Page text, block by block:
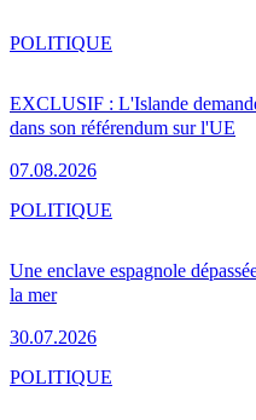
EXCLUSIF : L'Islande
dans son référendum sur l'UE
07.08.2026
POLITIQUE
Une enclave espagnole
la mer
30.07.2026
POLITIQUE
POLITIQUE